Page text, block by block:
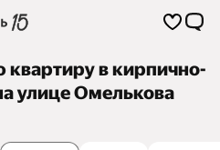
квартиру в кирпично-
улице Омелькова